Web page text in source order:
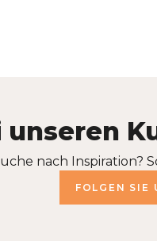
unseren
nach Inspiration?
FOLGEN SIE